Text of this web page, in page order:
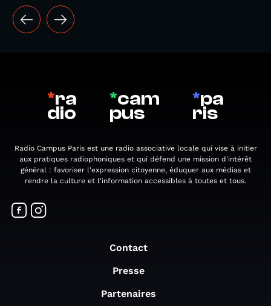
*ra
dio
*cam
pus
*pa
ris
Radio Campus Paris est une radio associative locale qui vise à initier
aux pratiques radiophoniques et qui défend une mission d'intérêt
général : favoriser l'expression citoyenne, éduquer aux médias et
rendre la culture et l'information accessibles à toutes et tous.
Contact
Presse
Partenaires